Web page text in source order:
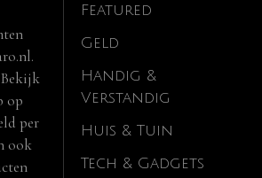
op
per
ook
Featured
Geld
Handig &
Verstandig
Huis & Tuin
Tech & Gadgets